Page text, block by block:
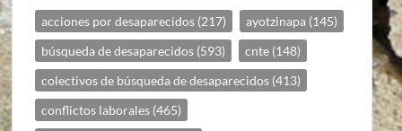
acciones por desaparecidos (217) ayotzinapa (145)
búsqueda de desaparecidos (593) cnte (148)
colectivos de búsqueda de desaparecidos (413)
conflictos laborales (465)